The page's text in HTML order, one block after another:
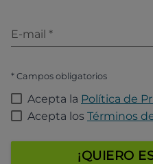
E-mail *
* Campos obligatorios
Acepta la Política de
Acepta los Términos
¡QUIERO